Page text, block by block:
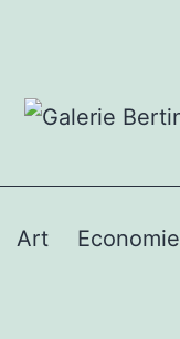
Art Economie